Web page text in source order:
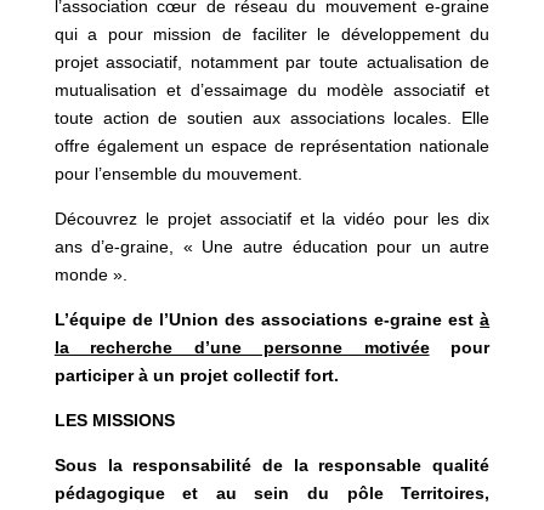
l’association cœur de réseau du mouvement e-graine
qui a pour mission de faciliter le développement du
projet associatif, notamment par toute actualisation de
mutualisation et d’essaimage du modèle associatif et
toute action de soutien aux associations locales. Elle
offre également un espace de représentation nationale
pour l’ensemble du mouvement.
Découvrez le projet associatif et la vidéo pour les dix
ans d’e-graine, « Une autre éducation pour un autre
monde ».
L’équipe de l’Union des associations e-graine està
la recherche d’une personne motivéepour
participer à un projet collectif fort.
LES MISSIONS
Sous la responsabilité de la responsable qualité
pédagogique et au sein du pôle Territoires,